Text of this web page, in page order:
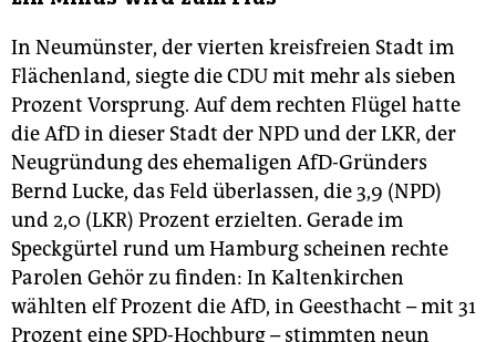
In Neumünster, der vierten kreisfreien Stadt im
Flächenland, siegte die CDU mit mehr als sieben
Prozent Vorsprung. Auf dem rechten Flügel hatte
die AfD in dieser Stadt der NPD und der LKR, der
Neugründung des ehemaligen AfD-Gründers
Bernd Lucke, das Feld überlassen, die 3,9 (NPD)
und 2,0 (LKR) Prozent erzielten. Gerade im
Speckgürtel rund um Hamburg scheinen rechte
Parolen Gehör zu finden: In Kaltenkirchen
wählten elf Prozent die AfD, in Geesthacht – mit 31
Prozent eine SPD-Hochburg – stimmten neun